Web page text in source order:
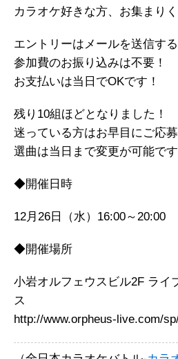
カラオケ好きな方、お集まりく
エントリーはメールを送信する
参加費のお振り込みは不要！
お支払いは当日でOKです！
残り10組ほどとなりました！
迷っている方はお早目にご応募
選曲は当日まで変更が可能です
◆開催日時
12月26日（水）16:00～20:00
◆開催場所
小岩オルフェウスビル2F ライ
ス
http://www.orpheus-live.com/